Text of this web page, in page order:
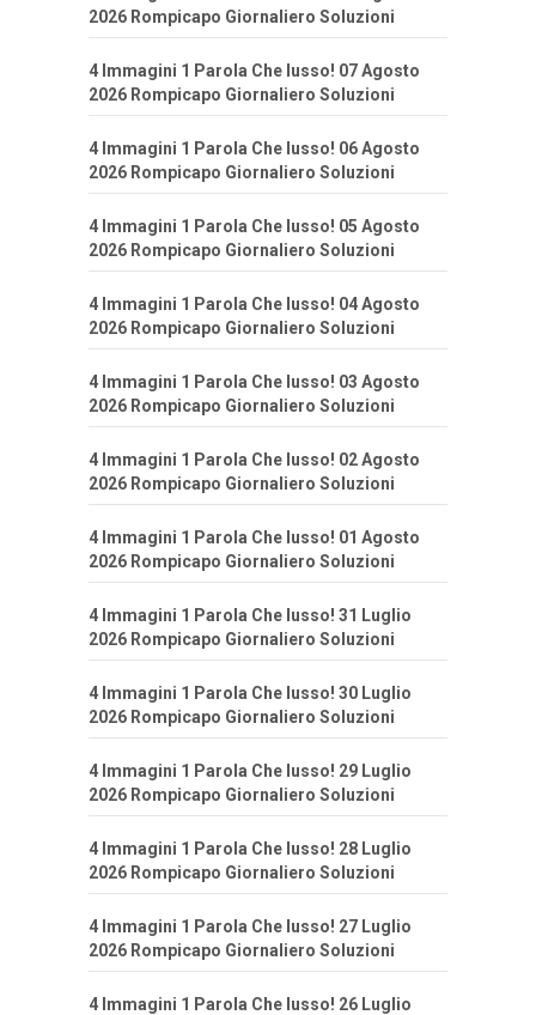
2026 Rompicapo Giornaliero Soluzioni
4 Immagini 1 Parola Che lusso! 07 Agosto
2026 Rompicapo Giornaliero Soluzioni
4 Immagini 1 Parola Che lusso! 06 Agosto
2026 Rompicapo Giornaliero Soluzioni
4 Immagini 1 Parola Che lusso! 05 Agosto
2026 Rompicapo Giornaliero Soluzioni
4 Immagini 1 Parola Che lusso! 04 Agosto
2026 Rompicapo Giornaliero Soluzioni
4 Immagini 1 Parola Che lusso! 03 Agosto
2026 Rompicapo Giornaliero Soluzioni
4 Immagini 1 Parola Che lusso! 02 Agosto
2026 Rompicapo Giornaliero Soluzioni
4 Immagini 1 Parola Che lusso! 01 Agosto
2026 Rompicapo Giornaliero Soluzioni
4 Immagini 1 Parola Che lusso! 31 Luglio
2026 Rompicapo Giornaliero Soluzioni
4 Immagini 1 Parola Che lusso! 30 Luglio
2026 Rompicapo Giornaliero Soluzioni
4 Immagini 1 Parola Che lusso! 29 Luglio
2026 Rompicapo Giornaliero Soluzioni
4 Immagini 1 Parola Che lusso! 28 Luglio
2026 Rompicapo Giornaliero Soluzioni
4 Immagini 1 Parola Che lusso! 27 Luglio
2026 Rompicapo Giornaliero Soluzioni
4 Immagini 1 Parola Che lusso! 26 Luglio